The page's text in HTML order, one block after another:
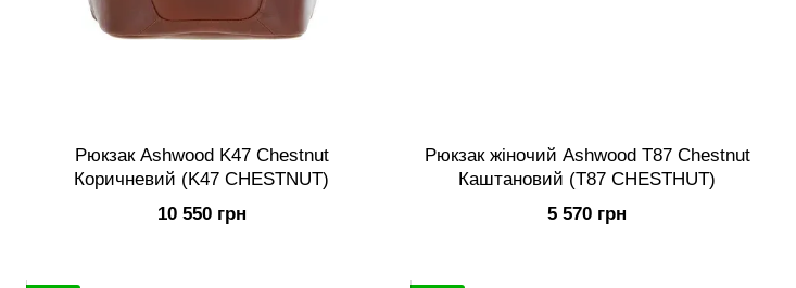
Рюкзак Ashwood K47 Chestnut
Коричневий (K47 CHESTNUT)
10 550 грн
Рюкзак жіночий Ashwood T87 Chestnut
Каштановий (T87 CHESTHUT)
5 570 грн